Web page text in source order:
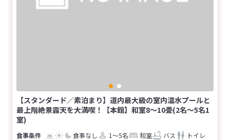
【スタンダード／素泊まり】道内最大級の室内温水プールと
最上階絶景露天を大満喫！【本館】和室8～10畳(2名～5名1
室)
食事なし 1～5名 和室 バス
トイレ